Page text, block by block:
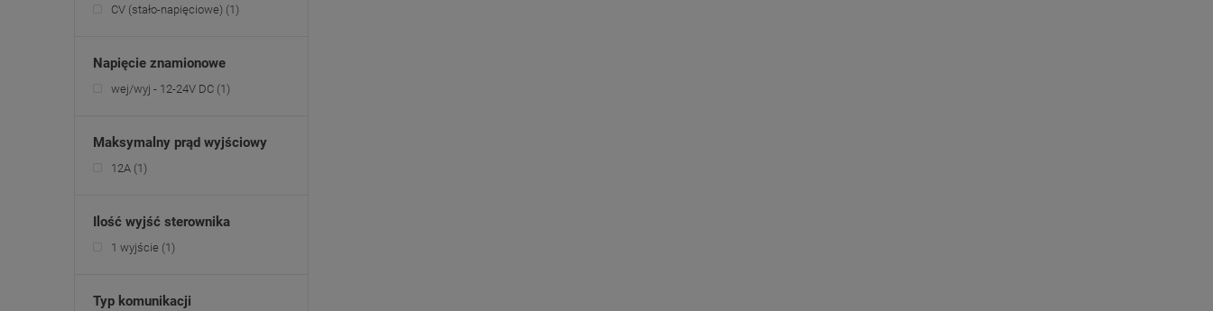
CV (stało-napięciowe) (1)
Napięcie znamionowe
wej/wyj - 12-24V DC (1)
Maksymalny prąd wyjściowy
12A (1)
Ilość wyjść sterownika
1 wyjście (1)
Typ komunikacji